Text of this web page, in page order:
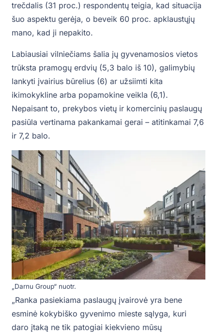
trečdalis (31 proc.) respondentų teigia, kad situacija
šuo aspektu gerėja, o beveik 60 proc. apklaustųjų
mano, kad ji nepakito.
Labiausiai vilniečiams šalia jų gyvenamosios vietos
trūksta pramogų erdvių (5,3 balo iš 10), galimybių
lankyti įvairius būrelius (6) ar užsiimti kita
ikimokykline arba popamokine veikla (6,1).
Nepaisant to, prekybos vietų ir komercinių paslaugų
pasiūla vertinama pakankamai gerai – atitinkamai 7,6
ir 7,2 balo.
„Darnu Group“ nuotr.
„Ranka pasiekiama paslaugų įvairovė yra bene
esminė kokybiško gyvenimo mieste sąlyga, kuri
daro įtaką ne tik patogiai kiekvieno mūsų